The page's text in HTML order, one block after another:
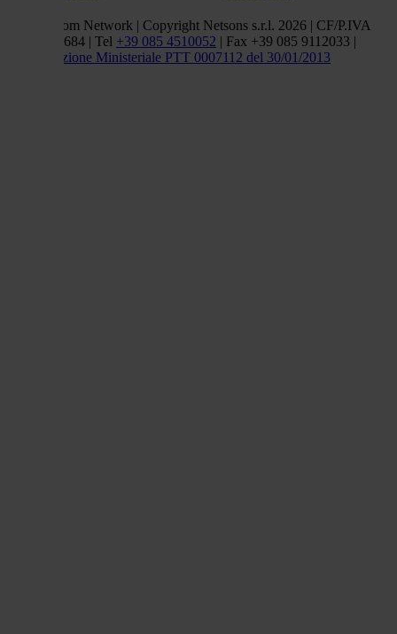
Netsons.com Network | Copyright Netsons s.r.l. 2026 | CF/P.IVA
01838660684 | Tel +39 085 4510052 | Fax +39 085 9112033 |
Autorizzazione Ministeriale PTT 0007112 del 30/01/2013